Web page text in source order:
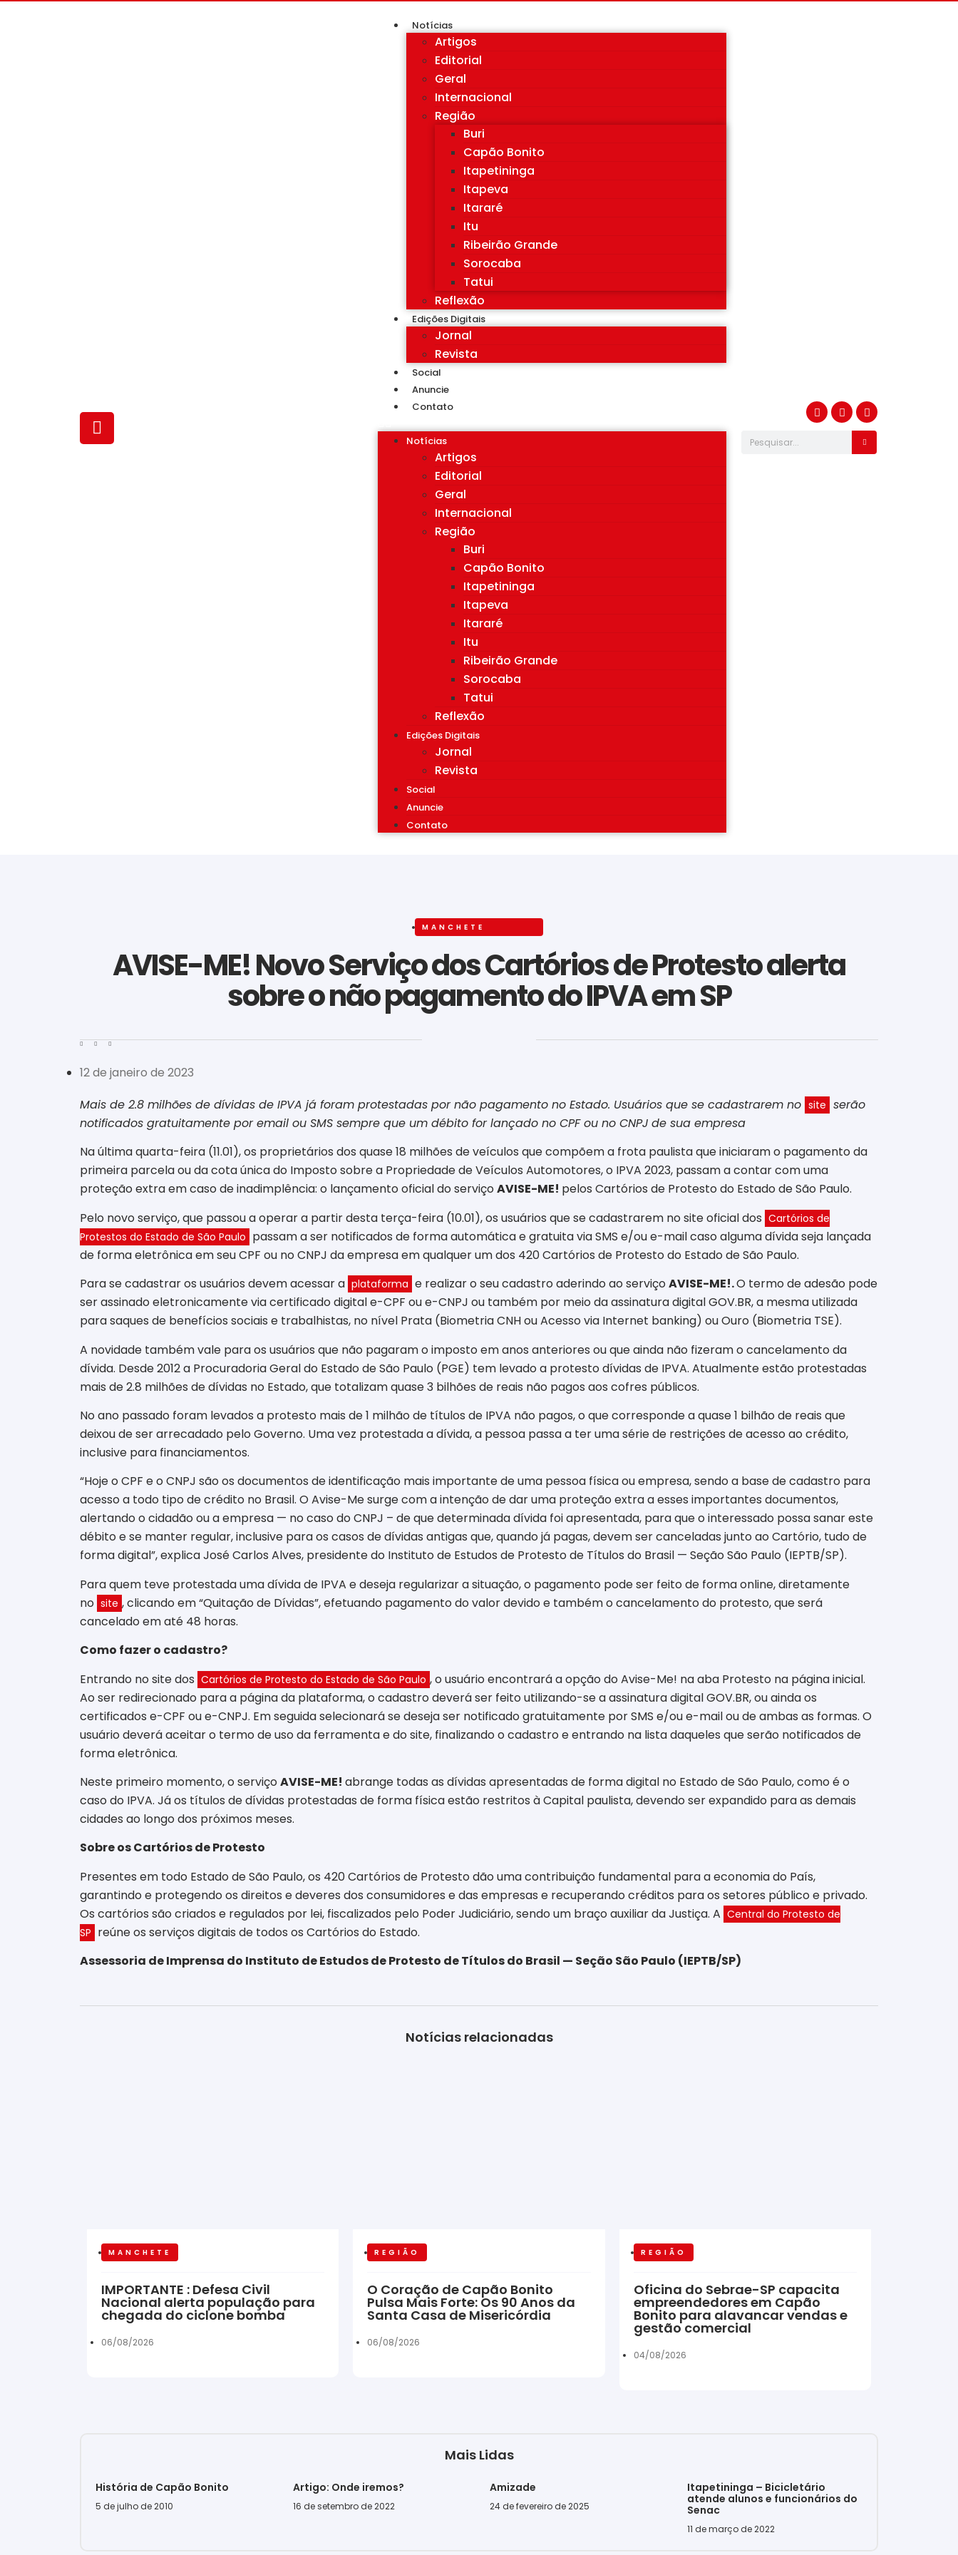
Notícias
Artigos
Editorial
Geral
Internacional
Região
Buri
Capão Bonito
Itapetininga
Itapeva
Itararé
Itu
Ribeirão Grande
Sorocaba
Tatui
Reflexão
Edições Digitais
Jornal
Revista
Social
Anuncie
Contato
Notícias
Artigos
Editorial
Geral
Internacional
Região
Buri
Capão Bonito
Itapetininga
Itapeva
Itararé
Itu
Ribeirão Grande
Sorocaba
Tatui
Reflexão
Edições Digitais
Jornal
Revista
Social
Anuncie
Contato
MANCHETE
AVISE-ME! Novo Serviço dos Cartórios de Protesto alerta
sobre o não pagamento do IPVA em SP
12 de janeiro de 2023
Mais de 2.8 milhões de dívidas de IPVA já foram protestadas por não pagamento no Estado. Usuários que se cadastrarem no site serão
notificados gratuitamente por email ou SMS sempre que um débito for lançado no CPF ou no CNPJ de sua empresa
Na última quarta-feira (11.01), os proprietários dos quase 18 milhões de veículos que compõem a frota paulista que iniciaram o pagamento da
primeira parcela ou da cota única do Imposto sobre a Propriedade de Veículos Automotores, o IPVA 2023, passam a contar com uma
proteção extra em caso de inadimplência: o lançamento oficial do serviçoAVISE-ME! pelos Cartórios de Protesto do Estado de São Paulo.
Pelo novo serviço, que passou a operar a partir desta terça-feira (10.01), os usuários que se cadastrarem no site oficial dos Cartórios de
Protestos do Estado de São Paulo passam a ser notificados de forma automática e gratuita via SMS e/ou e-mail caso alguma dívida seja lançada
de forma eletrônica em seu CPF ou no CNPJ da empresa em qualquer um dos 420 Cartórios de Protesto do Estado de São Paulo.
Para se cadastrar os usuários devem acessar a plataforma e realizar o seu cadastro aderindo ao serviçoAVISE-ME!.O termo de adesão pode
ser assinado eletronicamente via certificado digital e-CPF ou e-CNPJ ou também por meio da assinatura digital GOV.BR, a mesma utilizada
para saques de benefícios sociais e trabalhistas, no nível Prata (Biometria CNH ou Acesso via Internet banking) ou Ouro (Biometria TSE).
A novidade também vale para os usuários que não pagaram o imposto em anos anteriores ou que ainda não fizeram o cancelamento da
dívida. Desde 2012 a Procuradoria Geral do Estado de São Paulo (PGE) tem levado a protesto dívidas de IPVA. Atualmente estão protestadas
mais de 2.8 milhões de dívidas no Estado, que totalizam quase 3 bilhões de reais não pagos aos cofres públicos.
No ano passado foram levados a protesto mais de 1 milhão de títulos de IPVA não pagos, o que corresponde a quase 1 bilhão de reais que
deixou de ser arrecadado pelo Governo. Uma vez protestada a dívida, a pessoa passa a ter uma série de restrições de acesso ao crédito,
inclusive para financiamentos.
“Hoje o CPF e o CNPJ são os documentos de identificação mais importante de uma pessoa física ou empresa, sendo a base de cadastro para
acesso a todo tipo de crédito no Brasil. O Avise-Me surge com a intenção de dar uma proteção extra a esses importantes documentos,
alertando o cidadão ou a empresa — no caso do CNPJ – de que determinada dívida foi apresentada, para que o interessado possa sanar este
débito e se manter regular, inclusive para os casos de dívidas antigas que, quando já pagas, devem ser canceladas junto ao Cartório, tudo de
forma digital”, explica José Carlos Alves, presidente do Instituto de Estudos de Protesto de Títulos do Brasil — Seção São Paulo (IEPTB/SP).
Para quem teve protestada uma dívida de IPVA e deseja regularizar a situação, o pagamento pode ser feito de forma online, diretamente
no site , clicando em “Quitação de Dívidas”, efetuando pagamento do valor devido e também o cancelamento do protesto, que será
cancelado em até 48 horas.
Como fazer o cadastro?
Entrando no site dos Cartórios de Protesto do Estado de São Paulo , o usuário encontrará a opção do Avise-Me! na aba Protesto na página inicial.
Ao ser redirecionado para a página da plataforma, o cadastro deverá ser feito utilizando-se a assinatura digital GOV.BR, ou ainda os
certificados e-CPF ou e-CNPJ. Em seguida selecionará se deseja ser notificado gratuitamente por SMS e/ou e-mail ou de ambas as formas. O
usuário deverá aceitar o termo de uso da ferramenta e do site, finalizando o cadastro e entrando na lista daqueles que serão notificados de
forma eletrônica.
Neste primeiro momento, o serviçoAVISE-ME! abrange todas as dívidas apresentadas de forma digital no Estado de São Paulo, como é o
caso do IPVA. Já os títulos de dívidas protestadas de forma física estão restritos à Capital paulista, devendo ser expandido para as demais
cidades ao longo dos próximos meses.
Sobre os Cartórios de Protesto
Presentes em todo Estado de São Paulo, os 420 Cartórios de Protesto dão uma contribuição fundamental para a economia do País,
garantindo e protegendo os direitos e deveres dos consumidores e das empresas e recuperando créditos para os setores público e privado.
Os cartórios são criados e regulados por lei, fiscalizados pelo Poder Judiciário, sendo um braço auxiliar da Justiça. A Central do Protesto de
SP reúne os serviços digitais de todos os Cartórios do Estado.
Assessoria de Imprensa do Instituto de Estudos de Protesto de Títulos do Brasil — Seção São Paulo (IEPTB/SP)
Notícias relacionadas
MANCHETE
IMPORTANTE : Defesa Civil
Nacional alerta população para
chegada do ciclone bomba
06/08/2026
REGIÃO
O Coração de Capão Bonito
Pulsa Mais Forte: Os 90 Anos da
Santa Casa de Misericórdia
06/08/2026
REGIÃO
Oficina do Sebrae-SP capacita
empreendedores em Capão
Bonito para alavancar vendas e
gestão comercial
04/08/2026
Mais Lidas
História de Capão Bonito
5 de julho de 2010
Artigo: Onde iremos?
16 de setembro de 2022
Amizade
24 de fevereiro de 2025
Itapetininga – Bicicletário
atende alunos e funcionários do
Senac
11 de março de 2022